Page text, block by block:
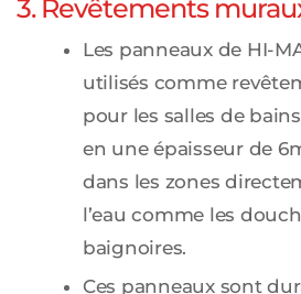
3. Revêtements
Les panneaux de HI-
utilisés comme
pour les salles de
en une épaisseur de
dans les zones
l’eau comme les
baignoires.
Ces panneaux sont